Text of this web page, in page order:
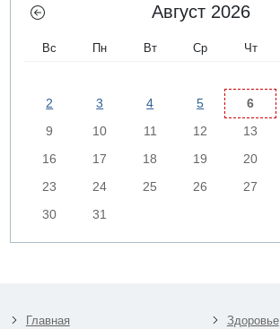
Август 2026
Вс Пн Вт Ср Чт
2
3 4 5 6
9
10 11 12 13
16
17 18 19 20
23
24 25 26 27
30
31
Главная
Здоровье